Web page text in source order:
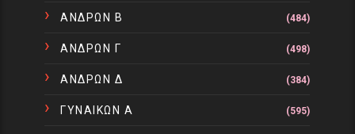
ΑΝΔΡΩΝ Β (484)
ΑΝΔΡΩΝ Γ (498)
ΑΝΔΡΩΝ Δ (384)
ΓΥΝΑΙΚΩΝ Α (595)